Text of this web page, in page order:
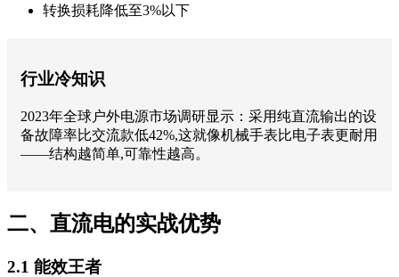
转换损耗降低至3%以下
行业冷知识
2023年全球户外电源市场调研显示：采用纯直流输出的设
备故障率比交流款低42%,这就像机械手表比电子表更耐用
——结构越简单,可靠性越高。
二、直流电的实战优势
2.1 能效王者